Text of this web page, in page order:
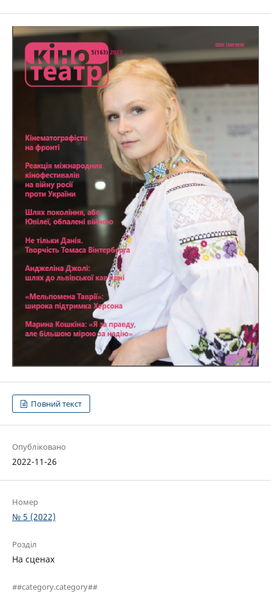
Повний текст
Опубліковано
2022-11-26
Номер
№ 5 (2022)
Розділ
На сценах
##category.category##